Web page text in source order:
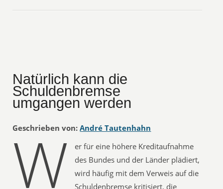
Natürlich kann die
Schuldenbremse
umgangen werden
Geschrieben von: André Tautenhahn
W
er für eine höhere Kreditaufnahme
des Bundes und der Länder plädiert,
wird häufig mit dem Verweis auf die
Schuldenbremse kritisiert, die